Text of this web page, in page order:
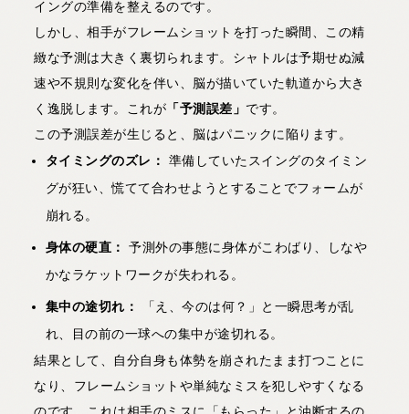
イングの準備を整えるのです。
しかし、相手がフレームショットを打った瞬間、この精
緻な予測は大きく裏切られます。シャトルは予期せぬ減
速や不規則な変化を伴い、脳が描いていた軌道から大き
く逸脱します。これが 「予測誤差」 です。
この予測誤差が生じると、脳はパニックに陥ります。
タイミングのズレ：
準備していたスイングのタイミン
グが狂い、慌てて合わせようとすることでフォームが
崩れる。
身体の硬直：
予測外の事態に身体がこわばり、しなや
かなラケットワークが失われる。
集中の途切れ：
「え、今のは何？」と一瞬思考が乱
れ、目の前の一球への集中が途切れる。
結果として、自分自身も体勢を崩されたまま打つことに
なり、フレームショットや単純なミスを犯しやすくなる